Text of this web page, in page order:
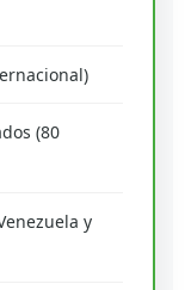
(80
y